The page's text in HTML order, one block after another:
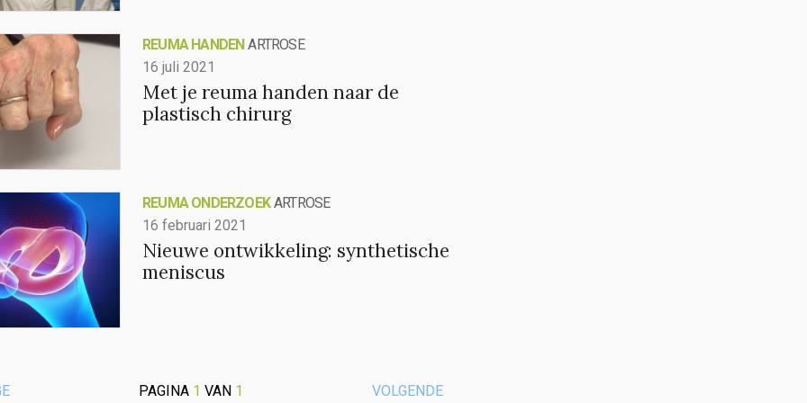
REUMA HANDEN ARTROSE
16 juli 2021
Met je reuma handen naar de
plastisch chirurg
REUMA ONDERZOEK ARTROSE
16 februari 2021
Nieuwe ontwikkeling: synthetische
meniscus
PAGINA 1 VAN 1 VOLGENDE